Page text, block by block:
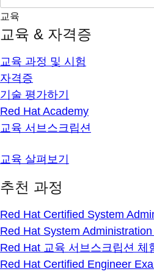
교육
교육 & 자격증
교육 과정 및 시험
자격증
기술 평가하기
Red Hat Academy
교육 서브스크립션
교육 살펴보기
추천 과정
Red Hat Certified System
Red Hat System Administration
Red Hat 교육 서브스크립션 체
Red Hat Certified Engineer